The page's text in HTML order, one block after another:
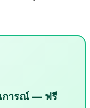
การณ์ — ฟรี